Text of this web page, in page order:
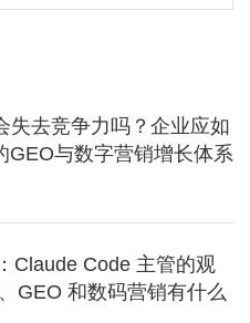
失去竞争力吗？企业应如
GEO与数字营销增长体系
Claude Code 主管的观
GEO 和数码营销有什么